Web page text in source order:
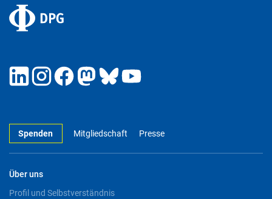
Spenden Mitgliedschaft Presse
Über uns
Profil und Selbstverständnis